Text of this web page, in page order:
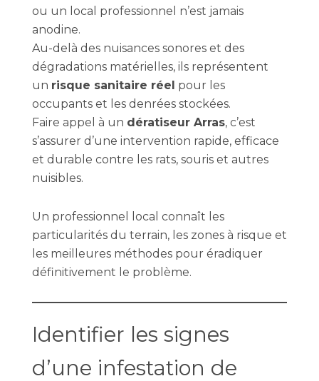
ou un local professionnel n’est jamais
anodine.
Au-delà des nuisances sonores et des
dégradations matérielles, ils représentent
un risque sanitaire réel pour les
occupants et les denrées stockées.
Faire appel à un dératiseur Arras, c’est
s’assurer d’une intervention rapide, efficace
et durable contre les rats, souris et autres
nuisibles.
Un professionnel local connaît les
particularités du terrain, les zones à risque et
les meilleures méthodes pour éradiquer
définitivement le problème.
Identifier les signes
d’une infestation de